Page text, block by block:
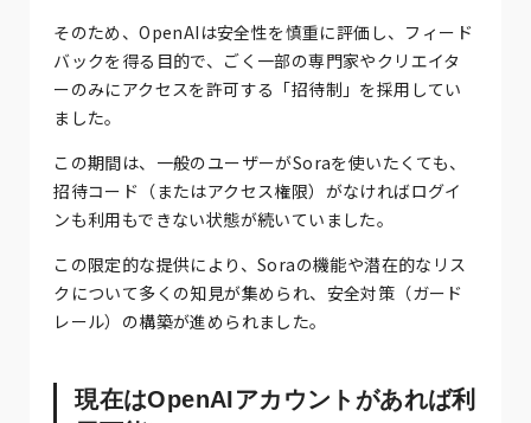
そのため、OpenAIは安全性を慎重に評価し、フィード
バックを得る目的で、ごく一部の専門家やクリエイタ
ーのみにアクセスを許可する「招待制」を採用してい
ました。
この期間は、一般のユーザーがSoraを使いたくても、
招待コード（またはアクセス権限）がなければログイ
ンも利用もできない状態が続いていました。
この限定的な提供により、Soraの機能や潜在的なリス
クについて多くの知見が集められ、安全対策（ガード
レール）の構築が進められました。
現在はOpenAIアカウントがあれば利